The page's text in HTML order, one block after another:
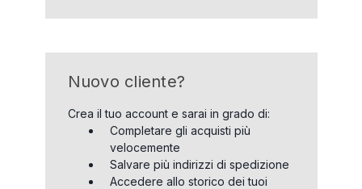
Nuovo cliente?
Crea il tuo account e sarai in grado di:
Completare gli acquisti più
velocemente
Salvare più indirizzi di spedizione
Accedere allo storico dei tuoi